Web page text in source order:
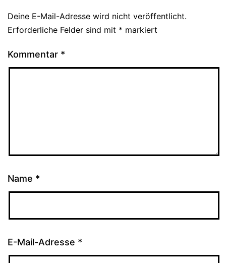
Deine E-Mail-Adresse wird nicht veröffentlicht.
Erforderliche Felder sind mit * markiert
Kommentar *
Name *
E-Mail-Adresse *